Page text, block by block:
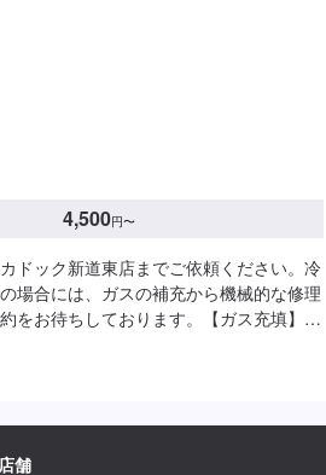
4,500円〜
ドック新道東店までご依頼ください。冷
場合には、ガスの補充から機械的な修理
をお待ちしております。【ガス充填】
舗